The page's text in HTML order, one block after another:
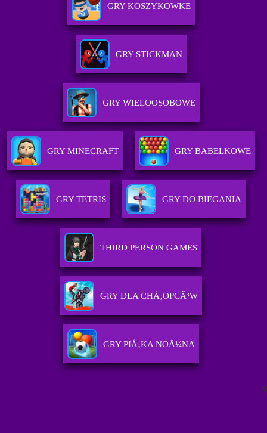
GRY KOSZYKOWKE
GRY STICKMAN
GRY WIELOOSOBOWE
GRY MINECRAFT GRY BABELKOWE
GRY TETRIS GRY DO BIEGANIA
THIRD PERSON GAMES
GRY DLA CHÅ‚OPCÃ³W
GRY PIÅ‚KA NOÅ¼NA